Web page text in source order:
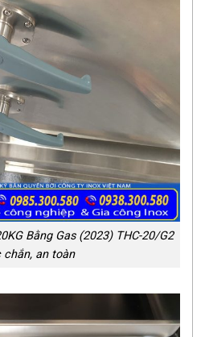
Bằng Gas (2023) THC-20/G2
chắn, an toàn